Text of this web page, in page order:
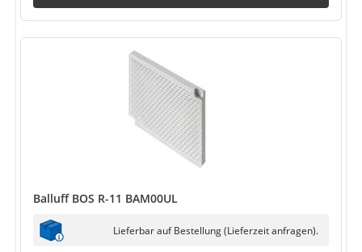
Balluff BOS R-11 BAM00UL
Lieferbar auf Bestellung (Lieferzeit anfragen).